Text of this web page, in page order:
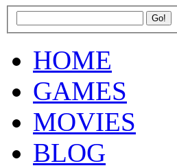
HOME
GAMES
MOVIES
BLOG